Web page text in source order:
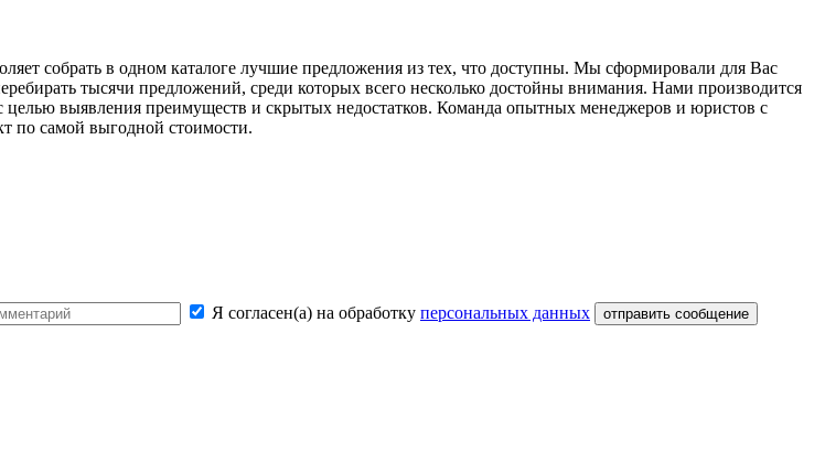
собрать в одном каталоге лучшие предложения из тех, что доступны. Мы сформировали для Вас
тысячи предложений, среди которых всего несколько достойны внимания. Нами производится
целью выявления преимуществ и скрытых недостатков. Команда опытных менеджеров и юристов с
по самой выгодной стоимости.
Я согласен(а) на обработку персональных данных отправить сообщение